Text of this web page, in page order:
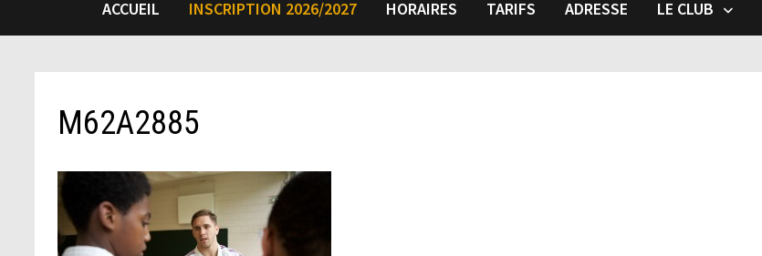
ACCUEIL INSCRIPTION 2026/2027 HORAIRES TARIFS ADRESSE LE CLUB
M62A2885